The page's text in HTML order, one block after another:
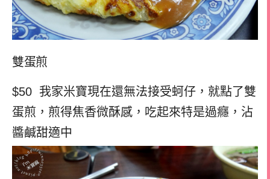
雙蛋煎
$50 我家米寶現在還無法接受蚵仔，就點了雙
蛋煎，煎得焦香微酥感，吃起來特是過癮，沾
醬鹹甜適中